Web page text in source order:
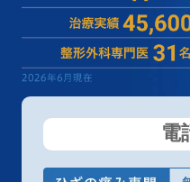
電